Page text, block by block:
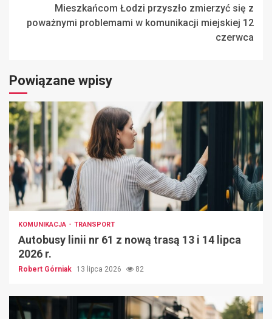
Mieszkańcom Łodzi przyszło zmierzyć się z
poważnymi problemami w komunikacji miejskiej 12
czerwca
Powiązane wpisy
KOMUNIKACJA TRANSPORT
Autobusy linii nr 61 z nową trasą 13 i 14 lipca
2026 r.
Robert Górniak 13 lipca 2026 82